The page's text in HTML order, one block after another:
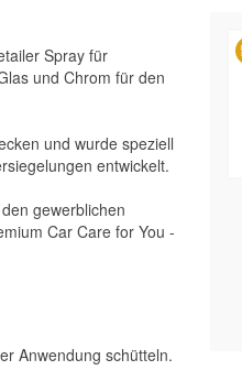
Spray für
und Chrom für den
und wurde speziell
entwickelt.
gewerblichen
Car Care for You -
Anwendung schütteln.
Koch Chemie Kcu-
Reifenschaum 600ml
10,50 € *